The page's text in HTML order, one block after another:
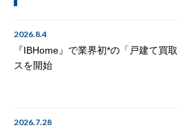
2026.8.4
『IBHome』で業界初*の「戸建て買
スを開始
2026.7.28